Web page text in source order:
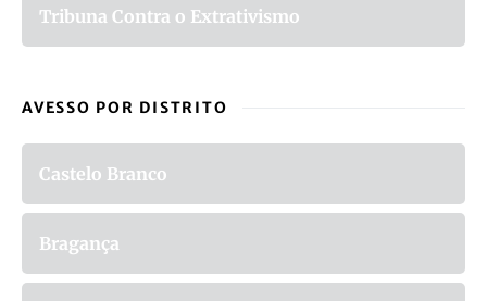
Tribuna Contra o Extrativismo
AVESSO POR DISTRITO
Castelo Branco
Bragança